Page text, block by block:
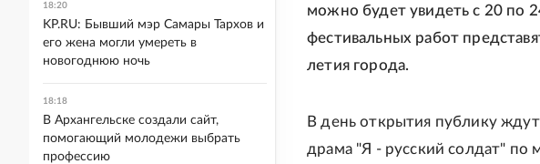
можно будет увидеть с 20 по
фестивальных работ
летия города.
В день открытия публику
драма "Я - русский солдат" по
18:20
KP.RU: Бывший мэр Самары Тархов и
его жена могли умереть в
новогоднюю ночь
18:18
В Архангельске создали сайт,
помогающий молодежи выбрать
профессию